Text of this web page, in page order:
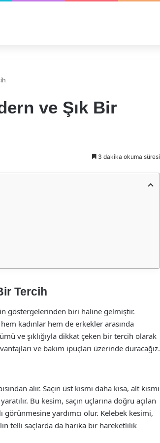
ve Şık Bir
3 dakika okuma süresi
Tercih
göstergelerinden biri haline gelmiştir.
kadınlar hem de erkekler arasında
ve şıklığıyla dikkat çeken bir tercih olarak
ve bakım ipuçları üzerinde duracağız.
alır. Saçın üst kısmı daha kısa, alt kısmı
Bu kesim, saçın uçlarına doğru açılan
yardımcı olur. Kelebek kesimi,
telli saçlarda da harika bir hareketlilik